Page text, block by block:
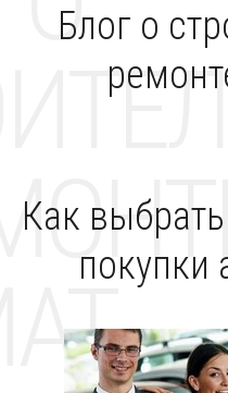
Блог о
Как
покупки